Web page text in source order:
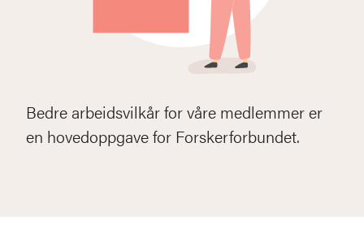
Bedre arbeidsvilkår for våre medlemmer er
en hovedoppgave for Forskerforbundet.